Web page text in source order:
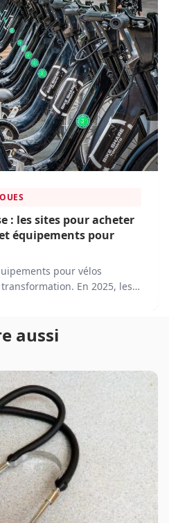
: les sites pour acheter
équipements pour
pour vélos
En 2025, les
de plus en plus
aussi